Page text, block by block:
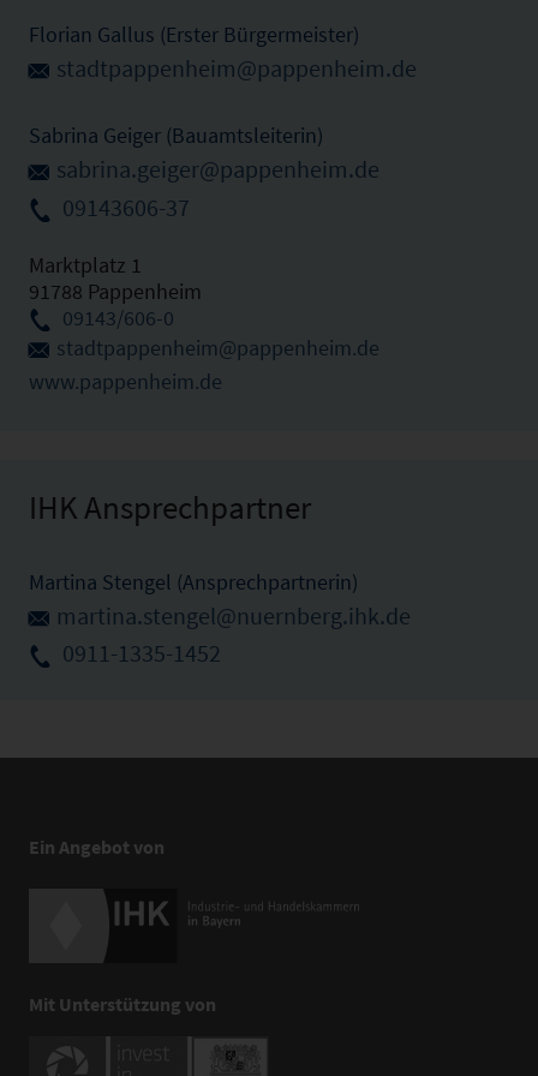
Florian Gallus (Erster Bürgermeister)
stadtpappenheim@pappenheim.de
Sabrina Geiger (Bauamtsleiterin)
sabrina.geiger@pappenheim.de
09143606-37
Marktplatz 1
91788 Pappenheim
09143/606-0
stadtpappenheim@pappenheim.de
www.pappenheim.de
IHK Ansprechpartner
Martina Stengel (Ansprechpartnerin)
martina.stengel@nuernberg.ihk.de
0911-1335-1452
Ein Angebot von
Mit Unterstützung von